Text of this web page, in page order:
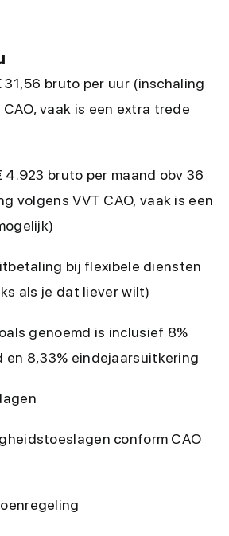
bruto per uur (inschaling
vaak is een extra trede
bruto per maand obv 36
volgens VVT CAO, vaak is een
bij flexibele diensten
als je dat liever wilt)
genoemd is inclusief 8%
en 8,33% eindejaarsuitkering
conform CAO